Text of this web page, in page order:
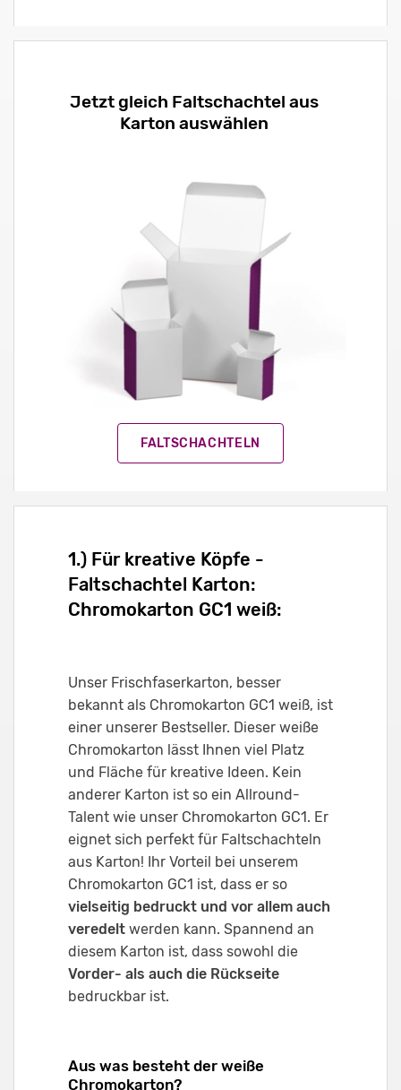
Jetzt gleich Faltschachtel aus
Karton auswählen
FALTSCHACHTELN
1.) Für kreative Köpfe -
Faltschachtel Karton:
Chromokarton GC1 weiß:
Unser Frischfaserkarton, besser
bekannt als Chromokarton GC1 weiß, ist
einer unserer Bestseller. Dieser weiße
Chromokarton lässt Ihnen viel Platz
und Fläche für kreative Ideen. Kein
anderer Karton ist so ein Allround-
Talent wie unser Chromokarton GC1. Er
eignet sich perfekt für Faltschachteln
aus Karton! Ihr Vorteil bei unserem
Chromokarton GC1 ist, dass er so
vielseitig bedruckt und vor allem auch
veredelt werden kann. Spannend an
diesem Karton ist, dass sowohl die
Vorder- als auch die Rückseite
bedruckbar ist.
Aus was besteht der weiße
Chromokarton?